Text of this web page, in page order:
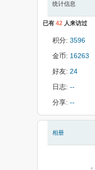
统计信息
已有 42 人来访过
积分: 3596
金币: 16263
好友: 24
日志: --
分享: --
相册